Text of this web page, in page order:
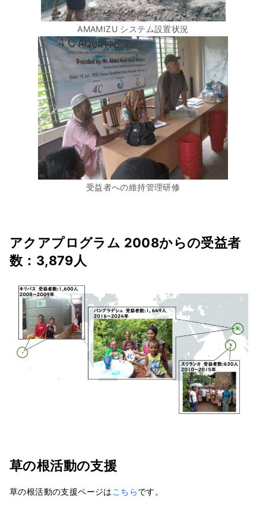
AMAMIZU システム設置状況
受益者への維持管理研修
アクアプログラム 2008からの受益者
数：3,879人
草の根活動の支援
草の根活動の支援ページは こちらです。